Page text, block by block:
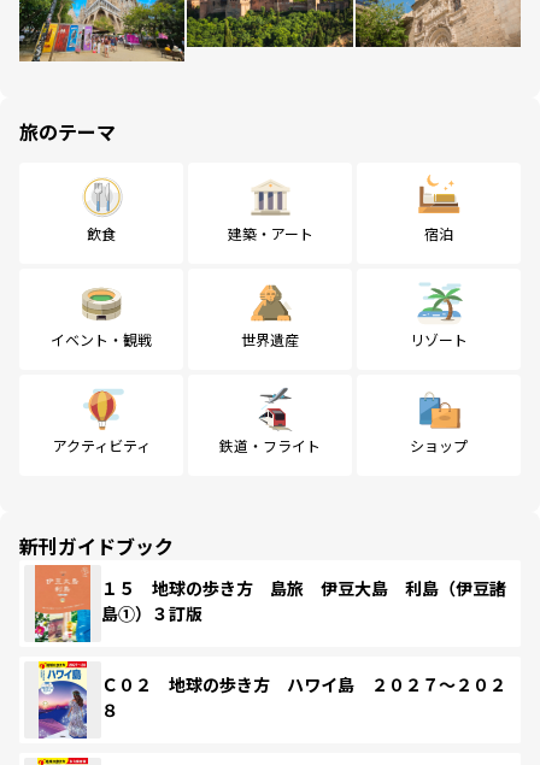
旅のテーマ
飲食 建築・アート 宿泊
イベント・観戦 世界遺産 リゾート
アクティビティ 鉄道・フライト ショップ
新刊ガイドブック
１５ 地球の歩き方 島旅 伊豆大島 利島（伊豆諸
島①）３訂版
Ｃ０２ 地球の歩き方 ハワイ島 ２０２７～２０２
８